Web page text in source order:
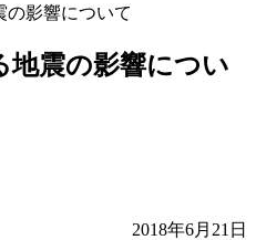
の影響について
地震の影響につい
2018年6月21日